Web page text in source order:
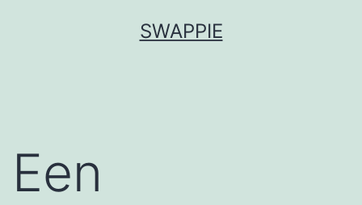
SWAPPIE
Een